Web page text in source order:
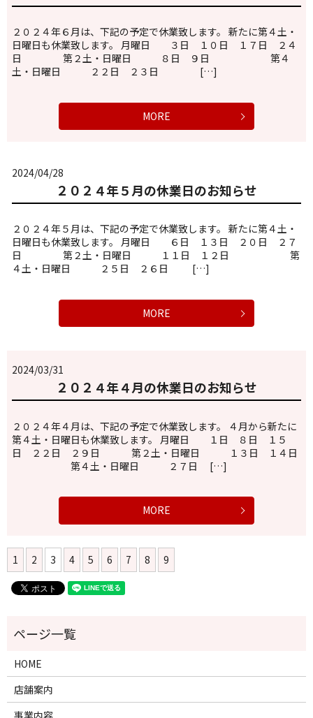
２０２４年６月は、下記の予定で休業致します。 新たに第４土・
日曜日も休業致します。 月曜日 ３日 １０日 １７日 ２４
日 第２土・日曜日 ８日 ９日 第４
土・日曜日 ２２日 ２３日 […]
MORE
2024/04/28
２０２４年５月の休業日のお知らせ
２０２４年５月は、下記の予定で休業致します。 新たに第４土・
日曜日も休業致します。 月曜日 ６日 １３日 ２０日 ２７
日 第２土・日曜日 １１日 １２日 第
４土・日曜日 ２５日 ２６日 […]
MORE
2024/03/31
２０２４年４月の休業日のお知らせ
２０２４年４月は、下記の予定で休業致します。 ４月から新たに
第４土・日曜日も休業致します。 月曜日 １日 ８日 １５
日 ２２日 ２９日 第２土・日曜日 １３日 １４日
第４土・日曜日 ２７日 […]
MORE
1 2 3 4 5 6 7 8 9
HOME
店舗案内
事業内容